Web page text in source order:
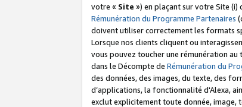
votre « Site ») en plaçant sur votre Site (i)
Rémunération du Programme Partenaires
doivent utiliser correctement les formats
Lorsque nos clients cliquent ou
vous pouvez toucher une rémunération
dans le Décompte de Rémunération du
des données, des images, du texte, des
d’applications, la fonctionnalité d'Alexa,
exclut explicitement toute donnée, image,